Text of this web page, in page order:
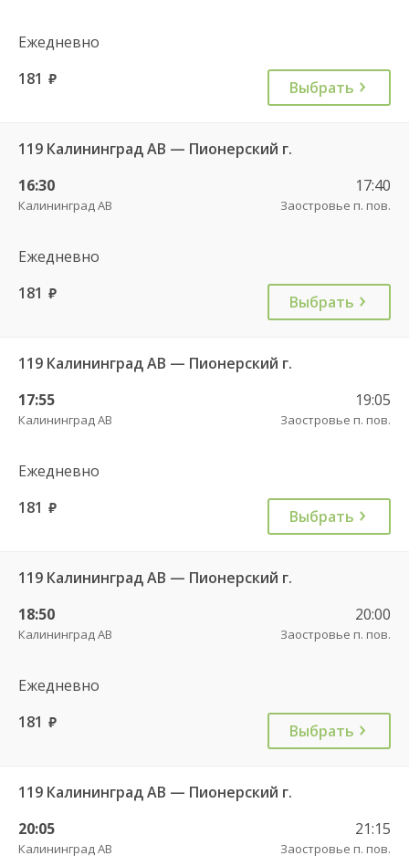
Ежедневно
181 руб. Выбрать
119 Калининград АВ — Пионерский г.
16:30
Калининград АВ
17:40
Заостровье п. пов.
Ежедневно
181 руб. Выбрать
119 Калининград АВ — Пионерский г.
17:55
Калининград АВ
19:05
Заостровье п. пов.
Ежедневно
181 руб. Выбрать
119 Калининград АВ — Пионерский г.
18:50
Калининград АВ
20:00
Заостровье п. пов.
Ежедневно
181 руб. Выбрать
119 Калининград АВ — Пионерский г.
20:05
Калининград АВ
21:15
Заостровье п. пов.